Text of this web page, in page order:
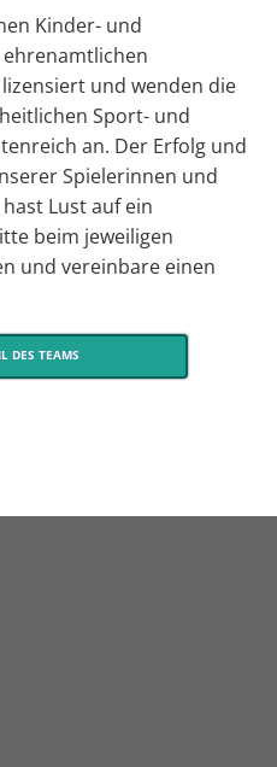
Kinder- und
ehrenamtlichen
und wenden die
Sport- und
an. Der Erfolg und
Spielerinnen und
Lust auf ein
beim jeweiligen
und vereinbare einen
DES TEAMS